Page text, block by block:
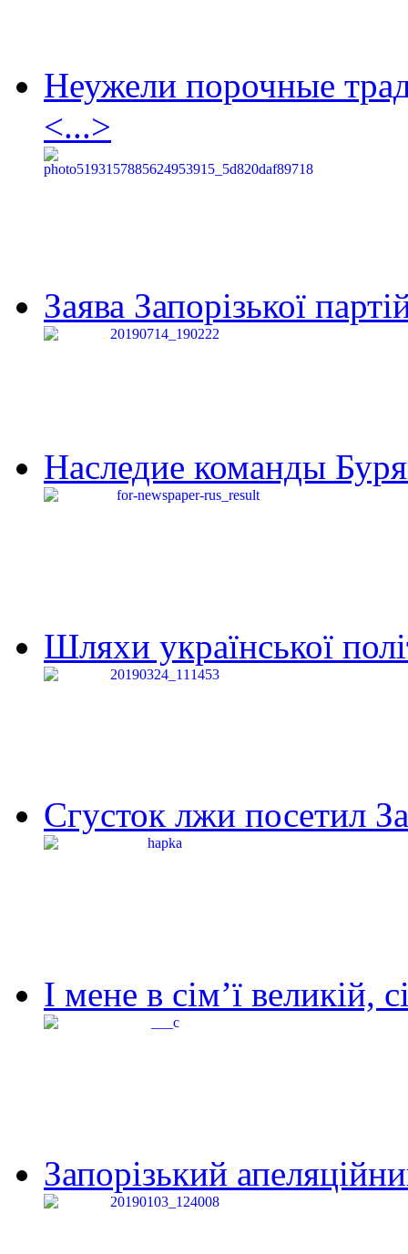
Неужели порочные
<...>
Заява Запорізької
Наследие команды
Шляхи української
Сгусток лжи посетил
І мене в сім’ї великій,
Запорізький